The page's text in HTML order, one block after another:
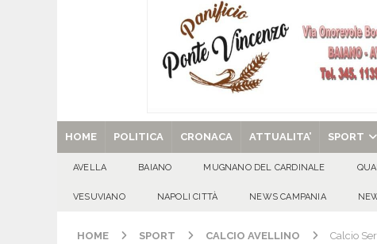
[ 29/08/2025 ] SANT’Oggi. Venerdì 29 agosto la
HOME POLITICA CRONACA ATTUALITA’ SPORT
AVELLA BAIANO MUGNANO DEL CARDINALE
VESUVIANO NAPOLI CITTÀ NEWS CAMPANIA
HOME SPORT CALCIO AVELLINO Calcio